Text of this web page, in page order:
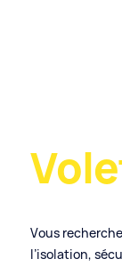
Vous
l’isolation,